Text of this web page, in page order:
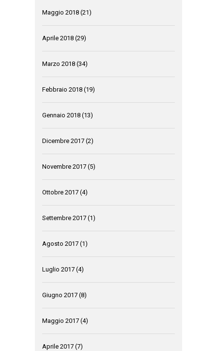
Maggio 2018 (21)
Aprile 2018 (29)
Marzo 2018 (34)
Febbraio 2018 (19)
Gennaio 2018 (13)
Dicembre 2017 (2)
Novembre 2017 (5)
Ottobre 2017 (4)
Settembre 2017 (1)
Agosto 2017 (1)
Luglio 2017 (4)
Giugno 2017 (8)
Maggio 2017 (4)
Aprile 2017 (7)